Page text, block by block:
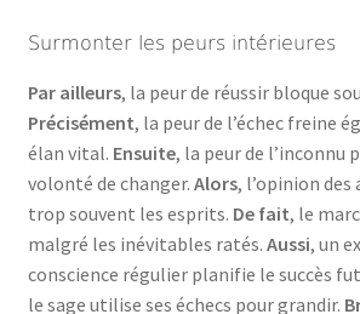
Surmonter les peurs intérieures
Par ailleurs, la peur de réussir bloque
Précisément, la peur de l’échec freine
élan vital. Ensuite, la peur de l’inconnu
volonté de changer. Alors, l’opinion
trop souvent les esprits. De fait, le
malgré les inévitables ratés. Aussi, un
conscience régulier planifie le succès
le sage utilise ses échecs pour grandir.